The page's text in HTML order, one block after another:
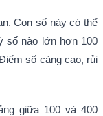
Con số này có thể
số nào lớn hơn 100
số càng cao, rủi
giữa 100 và 400